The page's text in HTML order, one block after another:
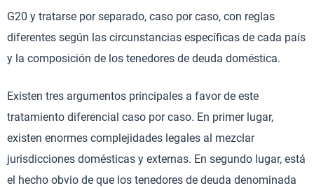
G20 y tratarse por separado, caso por caso, con reglas
diferentes según las circunstancias específicas de cada país
y la composición de los tenedores de deuda doméstica.
Existen tres argumentos principales a favor de este
tratamiento diferencial caso por caso. En primer lugar,
existen enormes complejidades legales al mezclar
jurisdicciones domésticas y externas. En segundo lugar, está
el hecho obvio de que los tenedores de deuda denominada